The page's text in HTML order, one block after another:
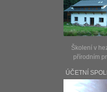
Školení v
přírodním
ÚČETNÍ